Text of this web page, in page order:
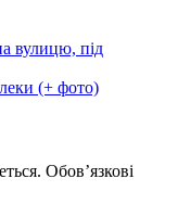
вулицю, під
(+ фото)
Обов’язкові